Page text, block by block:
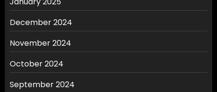
December 2024
November 2024
October 2024
September 2024